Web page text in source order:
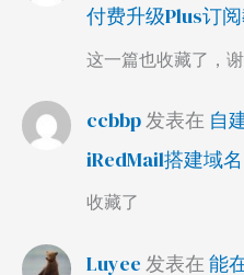
付费升级Plus订
这一篇也收藏了，
ccbbp发表在 自
iRedMail搭建域
收藏了
Luyee 发表在 能